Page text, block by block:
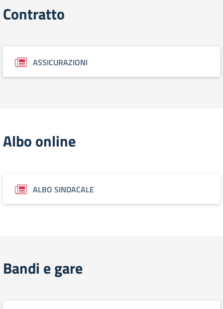
Contratto
ASSICURAZIONI
Albo online
ALBO SINDACALE
Bandi e gare